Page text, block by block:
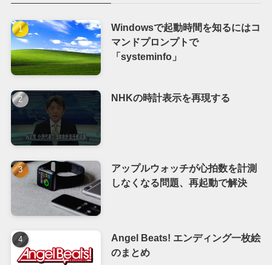
Windowsで起動時間を知るにはコ
マンドプロンプトで
「systeminfo」
NHKの時計表示を再現する
アップルウォッチが心拍数を計測
しなくなる問題、再起動で解決
Angel Beats! エンディング一枚絵
のまとめ